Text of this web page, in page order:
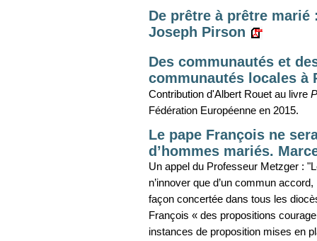
De prêtre à prêtre
Joseph Pirson
Des communautés et
communautés locales à
Contribution d'Albert Rouet au livre
Fédération Européenne en 2015.
Le pape François ne
d’hommes mariés.
Un appel du Professeur Metzger :
n’innover que d’un commun
façon concertée dans tous les
François « des propositions
instances de proposition mises en